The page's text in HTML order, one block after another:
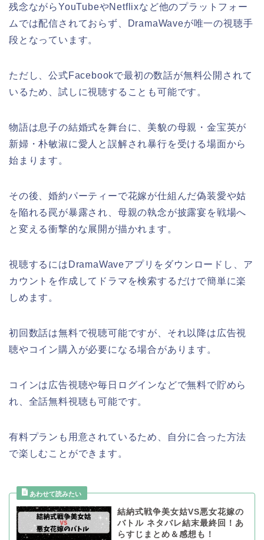
残念ながらYouTubeやNetflixなど他のプラットフォー
ムでは配信されておらず、DramaWaveが唯一の視聴手
段となっています。
ただし、公式Facebookで最初の数話が無料公開されて
いるため、試しに視聴することも可能です。
物語は息子の結婚式を舞台に、美貌の母親・金宝英が
新婦・朴敏淑に愛人と誤解され暴行を受ける場面から
始まります。
その後、婚約パーティーで花嫁が仕組んだ偽装愛や姑
を陥れる罠が暴露され、母親の執念が披露宴を戦場へ
と変える衝撃的な展開が描かれます。
視聴するにはDramaWaveアプリをダウンロードし、ア
カウントを作成してドラマを検索するだけで簡単に楽
しめます。
初回数話は無料で視聴可能ですが、それ以降は広告視
聴やコイン購入が必要になる場合があります。
コインは広告視聴や毎日ログインなどで無料で貯めら
れ、全話無料視聴も可能です。
有料プランも用意されているため、自分に合った方法
で楽しむことができます。
結納式戦争美女姑VS悪女花嫁の
バトル ネタバレ結末最終回！あ
らすじまとめ＆感想も！